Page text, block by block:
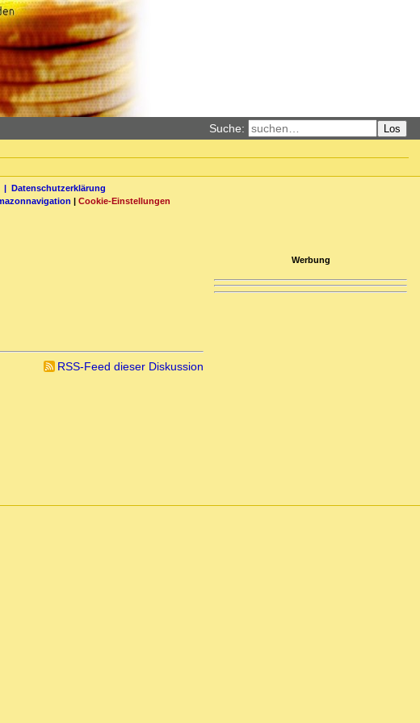
Suche: Los
| Datenschutzerklärung
| Cookie-Einstellungen
RSS-Feed dieser Diskussion
Werbung